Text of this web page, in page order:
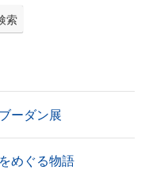
索
ーダン展
めぐる物語